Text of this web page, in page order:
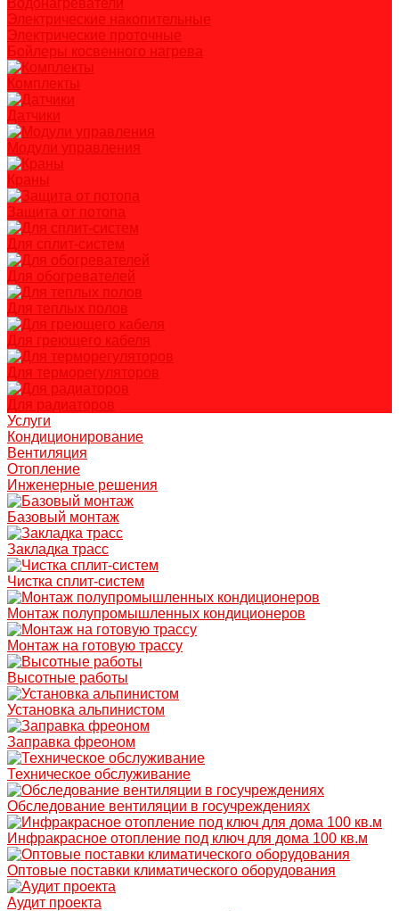
Водонагреватели
Электрические накопительные
Электрические проточные
Бойлеры косвенного нагрева
Комплекты
Датчики
Модули управления
Краны
Защита от потопа
Для сплит-систем
Для обогревателей
Для теплых полов
Для греющего кабеля
Для терморегуляторов
Для радиаторов
Услуги
Кондиционирование
Вентиляция
Отопление
Инженерные решения
Базовый монтаж
Закладка трасс
Чистка сплит-систем
Монтаж полупромышленных кондиционеров
Монтаж на готовую трассу
Высотные работы
Установка альпинистом
Заправка фреоном
Техническое обслуживание
Обследование вентиляции в госучреждениях
Инфракрасное отопление под ключ для дома 100 кв.м
Оптовые поставки климатического оборудования
Аудит проекта